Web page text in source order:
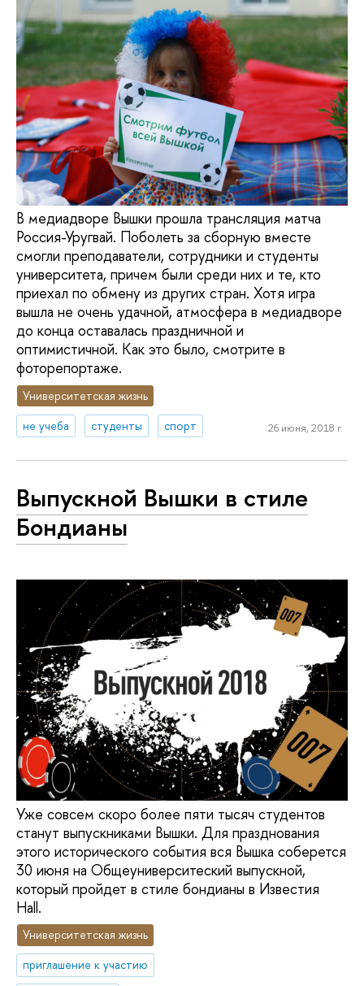
В медиадворе Вышки прошла трансляция матча
Россия-Уругвай. Поболеть за сборную вместе
смогли преподаватели, сотрудники и студенты
университета, причем были среди них и те, кто
приехал по обмену из других стран. Хотя игра
вышла не очень удачной, атмосфера в медиадворе
до конца оставалась праздничной и
оптимистичной. Как это было, смотрите в
фоторепортаже.
Университетская жизнь
не учеба
студенты спорт 26 июня, 2018 г.
Выпускной Вышки в стиле
Бондианы
Уже совсем скоро более пяти тысяч студентов
станут выпускниками Вышки. Для празднования
этого исторического события вся Вышка соберется
30 июня на Общеуниверситеский выпускной,
который пройдет в стиле бондианы в Известия
Hall.
Университетская жизнь
приглашение к участию